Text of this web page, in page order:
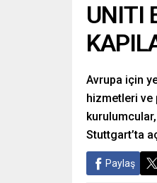
UNITI
Avrupa için
hizmetleri ve
Stuttgart’ta
Paylaş